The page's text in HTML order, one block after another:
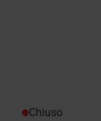
Chiuso